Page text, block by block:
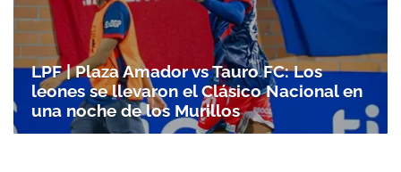
Gracias por suscribirte a nuestro boletín.
ACEPTAR
LPF | Plaza Amador vs Tauro FC: Los
leones se llevaron el Clásico Nacional en
una noche de los Murillos